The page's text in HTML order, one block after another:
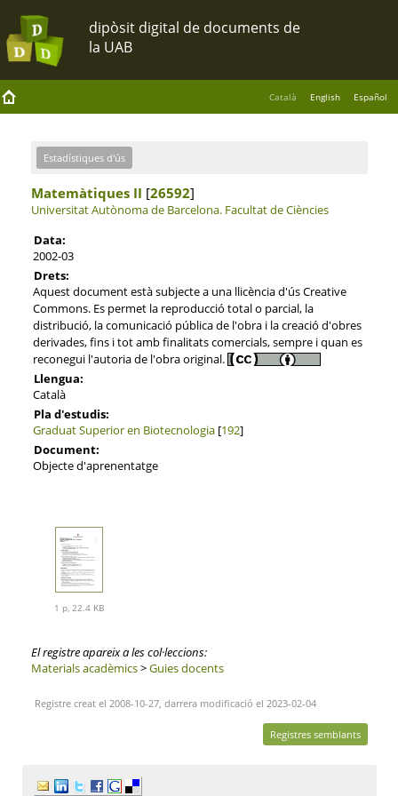
Català English Español
Estadístiques d'ús
Matemàtiques II [26592]
Universitat Autònoma de Barcelona. Facultat de Ciències
Data:
2002-03
Drets:
Aquest document està subjecte a una llicència d'ús Creative
Commons. Es permet la reproducció total o parcial, la
distribució, la comunicació pública de l'obra i la creació d'obres
derivades, fins i tot amb finalitats comercials, sempre i quan es
reconegui l'autoria de l'obra original.
Llengua:
Català
Pla d'estudis:
Graduat Superior en Biotecnologia[192]
Document:
Objecte d'aprenentatge
1 p, 22.4 KB
El registre apareix a les col·leccions:
Materials acadèmics>Guies docents
Registre creat el 2008-10-27, darrera modificació el 2023-02-04
Registres semblants